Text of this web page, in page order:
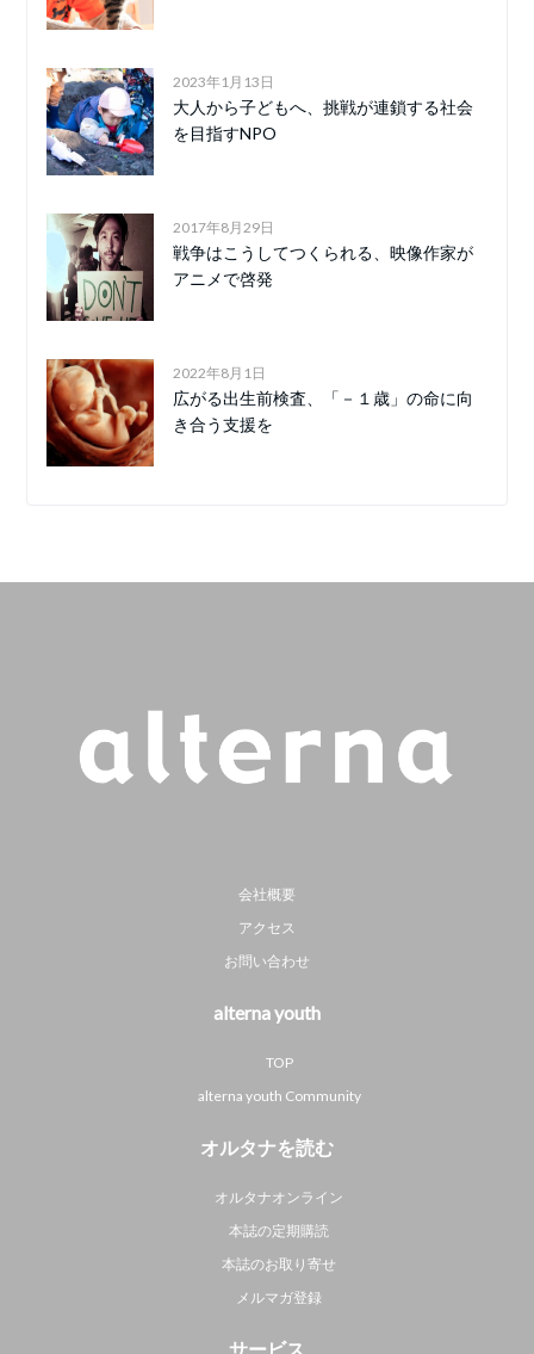
2023年1月13日
大人から子どもへ、挑戦が連鎖する社会
を目指すNPO
2017年8月29日
戦争はこうしてつくられる、映像作家が
アニメで啓発
2022年8月1日
広がる出生前検査、「－１歳」の命に向
き合う支援を
会社概要
アクセス
お問い合わせ
alterna youth
TOP
alterna youth Community
オルタナを読む
オルタナオンライン
本誌の定期購読
本誌のお取り寄せ
メルマガ登録
サービス